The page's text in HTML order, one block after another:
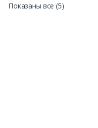
Показаны все (5)